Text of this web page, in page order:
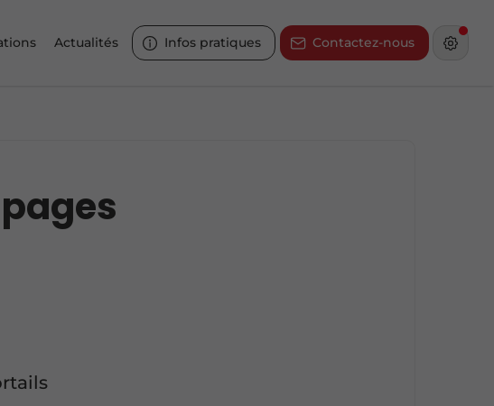
Actualités Infos pratiques Contactez-nous